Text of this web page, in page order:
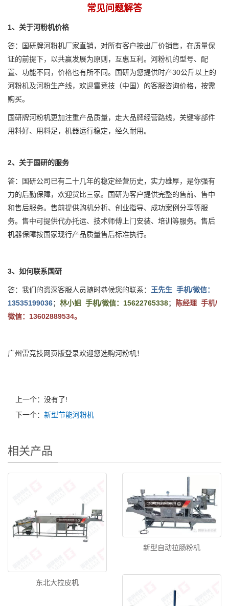
常见问题解答
1、关于河粉机价格
答：国研牌河粉机厂家直销，对所有客户按出厂价销售，在质量保
证的前提下，以共赢发展为原则，互惠互利。河粉机的型号、配
置、功能不同，价格也有所不同。国研为您提供时产30公斤以上的
河粉机及河粉生产线，欢迎雷竞技（中国）的客服咨询价格，按需
购买。
国研牌河粉机更加注重产品质量，走大品牌经营路线，关键零部件
用料好、用料足，机器运行稳定，经久耐用。
2、关于国研的服务
答：国研公司已有二十几年的稳定经营历史，实力雄厚，是你强有
力的后勤保障，欢迎货比三家。国研为客户提供完整的售前、售中
和售后服务。售前提供购机分析、创业指导、成功案例分享等服
务。售中可提供代办托运、技术师傅上门安装、培训等服务。售后
机器保障按国家现行产品质量售后标准执行。
3、如何联系国研
答：我们的资深客服人员随时恭候您的联系： 王先生 手机/微信：
13535199036； 林小姐 手机/微信：15622765338；
陈经理 手机/
微信：13602889534。
广州雷竞技网页版登录欢迎您选购河粉机！
上一个：没有了!
下一个： 新型节能河粉机
相关产品
东北大拉皮机
新型自动拉肠粉机